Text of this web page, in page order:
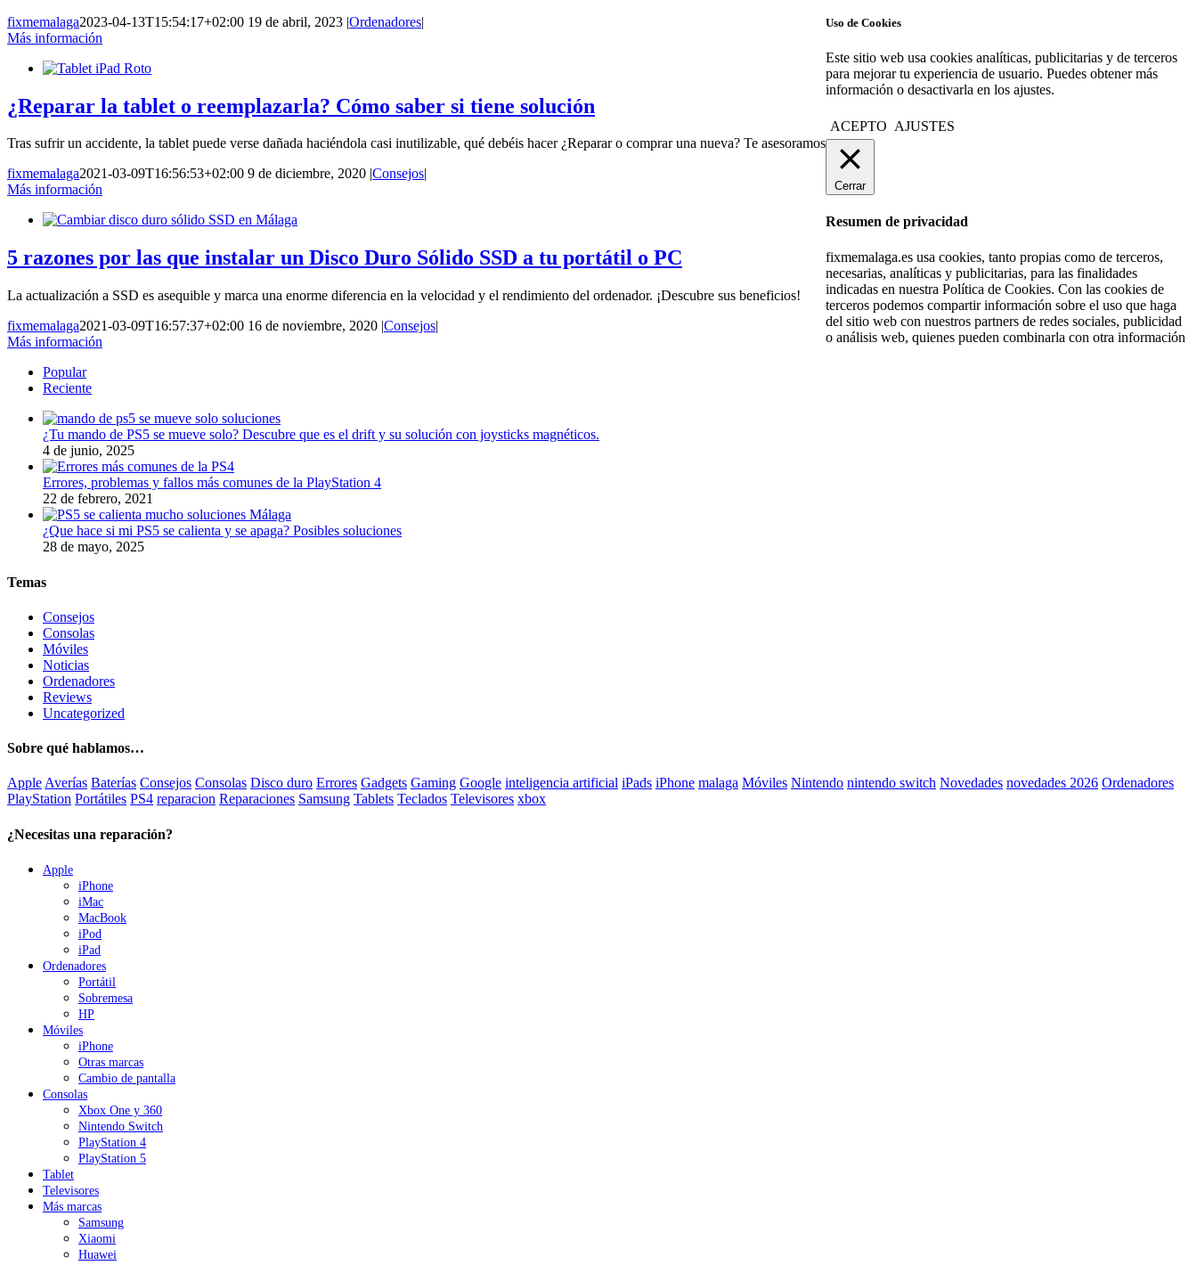
fixmemalaga2023-04-13T15:54:17+02:00 19 de abril, 2023 |Ordenadores|
Más información
¿Reparar la tablet o reemplazarla? Cómo saber si tiene solución
Tras sufrir un accidente, la tablet puede verse dañada haciéndola casi inutilizable, qué debéis hacer ¿Reparar o comprar una nueva? Te asesoramos
fixmemalaga2021-03-09T16:56:53+02:00 9 de diciembre, 2020 |Consejos|
Más información
5 razones por las que instalar un Disco Duro Sólido SSD a tu portátil o PC
La actualización a SSD es asequible y marca una enorme diferencia en la velocidad y el rendimiento del ordenador. ¡Descubre sus beneficios!
fixmemalaga2021-03-09T16:57:37+02:00 16 de noviembre, 2020 |Consejos|
Más información
Popular
Reciente
¿Tu mando de PS5 se mueve solo? Descubre que es el drift y su solución con joysticks magnéticos.
4 de junio, 2025
Errores, problemas y fallos más comunes de la PlayStation 4
22 de febrero, 2021
¿Que hace si mi PS5 se calienta y se apaga? Posibles soluciones
28 de mayo, 2025
Temas
Consejos
Consolas
Móviles
Noticias
Ordenadores
Reviews
Uncategorized
Sobre qué hablamos…
Apple Averías Baterías Consejos Consolas Disco duro Errores Gadgets Gaming Google inteligencia artificial iPads iPhone malaga Móviles Nintendo nintendo switch Novedades novedades 2026 Ordenadores
PlayStation Portátiles PS4 reparacion Reparaciones Samsung Tablets Teclados Televisores xbox
¿Necesitas una reparación?
Apple
iPhone
iMac
MacBook
iPod
iPad
Ordenadores
Portátil
Sobremesa
HP
Móviles
iPhone
Otras marcas
Cambio de pantalla
Consolas
Xbox One y 360
Nintendo Switch
PlayStation 4
PlayStation 5
Tablet
Televisores
Más marcas
Samsung
Xiaomi
Huawei
Uso de Cookies
Este sitio web usa cookies analíticas, publicitarias y de terceros
para mejorar tu experiencia de usuario. Puedes obtener más
información o desactivarla en los ajustes.
ACEPTO AJUSTES
Cerrar
Resumen de privacidad
fixmemalaga.es usa cookies, tanto propias como de terceros,
necesarias, analíticas y publicitarias, para las finalidades
indicadas en nuestra Política de Cookies. Con las cookies de
terceros podemos compartir información sobre el uso que haga
del sitio web con nuestros partners de redes sociales, publicidad
o análisis web, quienes pueden combinarla con otra información